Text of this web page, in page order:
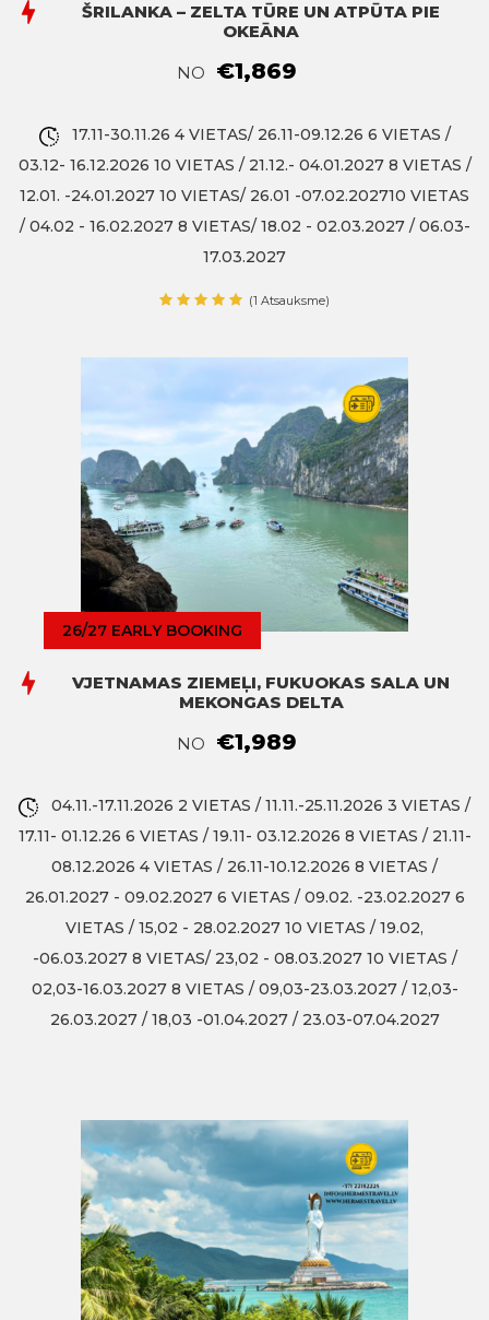
ŠRILANKA – ZELTA TŪRE UN ATPŪTA PIE
OKEĀNA
NO
€1,869
17.11-30.11.26 4 VIETAS/ 26.11-09.12.26 6 VIETAS /
03.12- 16.12.2026 10 VIETAS / 21.12.- 04.01.2027 8 VIETAS /
12.01. -24.01.2027 10 VIETAS/ 26.01 -07.02.202710 VIETAS
/ 04.02 - 16.02.2027 8 VIETAS/ 18.02 - 02.03.2027 / 06.03-
17.03.2027
(1 Atsauksme)
26/27 EARLY BOOKING
VJETNAMAS ZIEMEĻI, FUKUOKAS SALA UN
MEKONGAS DELTA
NO
€1,989
04.11.-17.11.2026 2 VIETAS / 11.11.-25.11.2026 3 VIETAS /
17.11- 01.12.26 6 VIETAS / 19.11- 03.12.2026 8 VIETAS / 21.11-
08.12.2026 4 VIETAS / 26.11-10.12.2026 8 VIETAS /
26.01.2027 - 09.02.2027 6 VIETAS / 09.02. -23.02.2027 6
VIETAS / 15,02 - 28.02.2027 10 VIETAS / 19.02,
-06.03.2027 8 VIETAS/ 23,02 - 08.03.2027 10 VIETAS /
02,03-16.03.2027 8 VIETAS / 09,03-23.03.2027 / 12,03-
26.03.2027 / 18,03 -01.04.2027 / 23.03-07.04.2027